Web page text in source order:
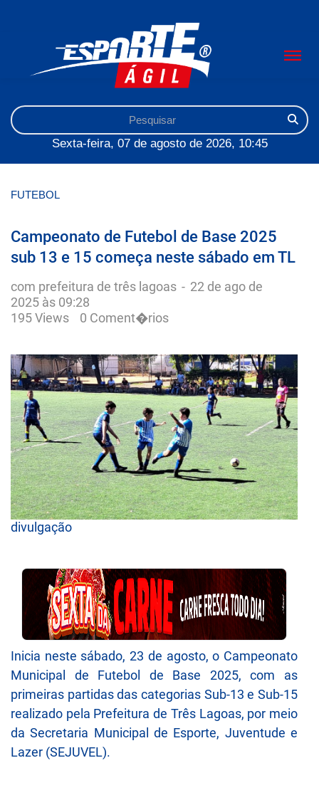
Sexta-feira, 07 de agosto de 2026, 10:45
FUTEBOL
Campeonato de Futebol de Base 2025
sub 13 e 15 começa neste sábado em TL
com prefeitura de três lagoas - 22 de ago de
2025 às 09:28
195 Views
0 Coment�rios
divulgação
Inicia neste sábado, 23 de agosto, o Campeonato
Municipal de Futebol de Base 2025, com as
primeiras partidas das categorias Sub-13 e Sub-15
realizado pela Prefeitura de Três Lagoas, por meio
da Secretaria Municipal de Esporte, Juventude e
Lazer (SEJUVEL).